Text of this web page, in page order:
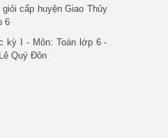
cấp huyện Giao Thủy
6
kỳ I - Môn: Toán lớp 6 -
Quý Đôn